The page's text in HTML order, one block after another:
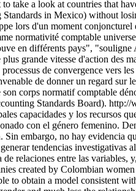
take a look at countries that
in Mexico) without
lors d'un moment
normativité comptable
en différents pays",
grande vitesse d'action des
de convergence vers
de donner un regard sur
corps normatif comptable
Standards Board). http://
capacidades y los recursos
con el género femenino.
embargo, no hay evidencia
tendencias investigativas
relaciones entre las
created by Colombian
to obtain a model consistent